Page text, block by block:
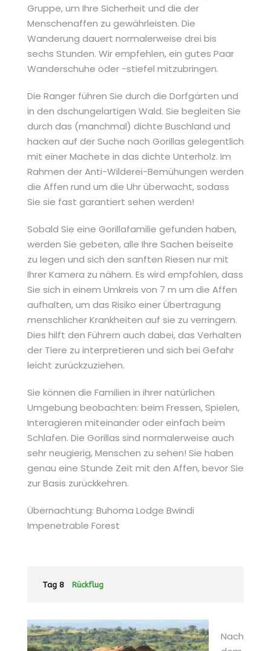
Gruppe, um Ihre Sicherheit und die der
Menschenaffen zu gewährleisten. Die
Wanderung dauert normalerweise drei bis
sechs Stunden. Wir empfehlen, ein gutes Paar
Wanderschuhe oder -stiefel mitzubringen.
Die Ranger führen Sie durch die Dorfgärten und
in den dschungelartigen Wald. Sie begleiten Sie
durch das (manchmal) dichte Buschland und
hacken auf der Suche nach Gorillas gelegentlich
mit einer Machete in das dichte Unterholz. Im
Rahmen der Anti-Wilderei-Bemühungen werden
die Affen rund um die Uhr überwacht, sodass
Sie sie fast garantiert sehen werden!
Sobald Sie eine Gorillafamilie gefunden haben,
werden Sie gebeten, alle Ihre Sachen beiseite
zu legen und sich den sanften Riesen nur mit
Ihrer Kamera zu nähern. Es wird empfohlen, dass
Sie sich in einem Umkreis von 7 m um die Affen
aufhalten, um das Risiko einer Übertragung
menschlicher Krankheiten auf sie zu verringern.
Dies hilft den Führern auch dabei, das Verhalten
der Tiere zu interpretieren und sich bei Gefahr
leicht zurückzuziehen.
Sie können die Familien in ihrer natürlichen
Umgebung beobachten: beim Fressen, Spielen,
Interagieren miteinander oder einfach beim
Schlafen. Die Gorillas sind normalerweise auch
sehr neugierig, Menschen zu sehen! Sie haben
genau eine Stunde Zeit mit den Affen, bevor Sie
zur Basis zurückkehren.
Übernachtung: Buhoma Lodge Bwindi
Impenetrable Forest
Tag 8 Rückflug
Nach